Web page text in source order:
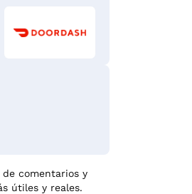
comentarios y
útiles y reales.